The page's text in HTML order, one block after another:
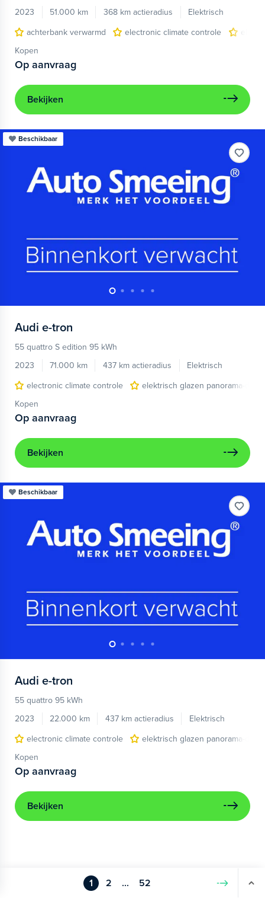
2023
51.000 km 368 km actieradius
Elektrisch
achterbank verwarmd
electronic climate controle
Kopen
Op aanvraag
Bekijken
Beschikbaar
Audi e-tron
55 quattro S edition 95 kWh
2023
71.000 km 437 km actieradius
Elektrisch
electronic climate controle
elektrisch glazen panorama-dak
Kopen
Op aanvraag
Bekijken
Beschikbaar
Audi e-tron
55 quattro 95 kWh
2023
22.000 km 437 km actieradius
Elektrisch
electronic climate controle
elektrisch glazen panorama-dak
Kopen
Op aanvraag
Bekijken
1 2 ... 52 Volgende